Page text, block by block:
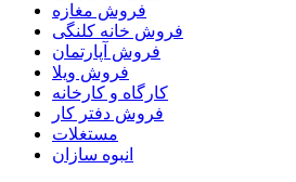
فروش مغازه
فروش خانه کلنگی
فروش آپارتمان
فروش ویلا
کارگاه و کارخانه
فروش دفتر کار
مستغلات
انبوه سازان